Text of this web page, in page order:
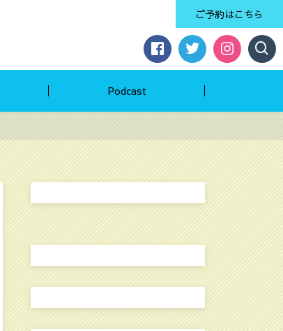
ご予約はこちら
Podcast